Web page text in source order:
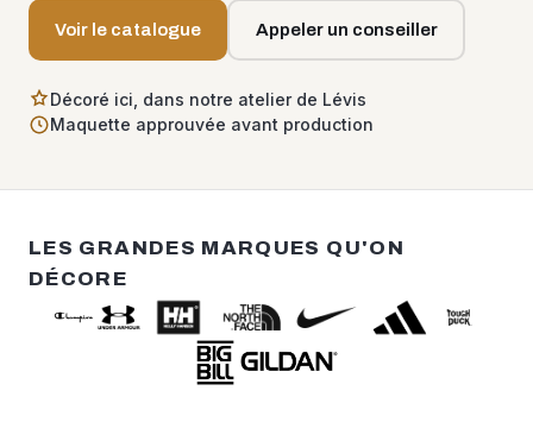
Voir le catalogue Appeler un conseiller
Décoré ici, dans notre atelier de Lévis
Maquette approuvée avant production
LES GRANDES MARQUES QU'ON
DÉCORE